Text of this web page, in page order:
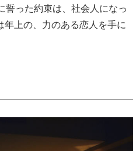
誓った約束は、社会人になっ
上の、力のある恋人を手に